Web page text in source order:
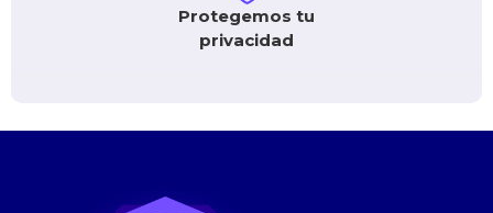
Protegemos tu
privacidad